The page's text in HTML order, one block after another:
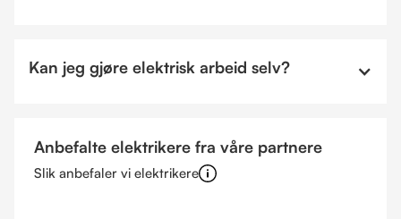
Kan jeg gjøre elektrisk arbeid selv?
Anbefalte elektrikere fra våre partnere
Slik anbefaler vi elektrikere